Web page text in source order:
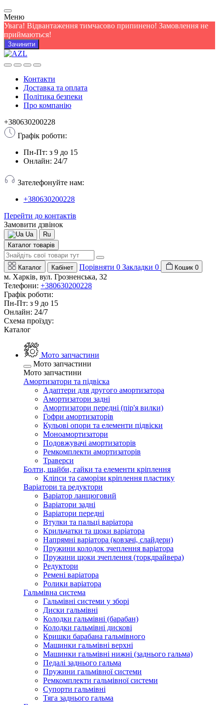
Меню
Увага! Відвантаження тимчасово припинено! Замовлення не
приймаються!
Зачинити
Контакти
Доставка та оплата
Політика безпеки
Про компанію
+380630200228
Графік роботи:
Пн-Пт: з 9 до 15
Онлайн: 24/7
Зателефонуйте нам:
+380630200228
Перейти до контактів
Замовити дзвінок
Ua
Ru
Каталог товарів
Каталог Кабінет Порівняти 0 Закладки 0 Кошик 0
м. Харків, вул. Грозненська, 32
Телефони: +380630200228
Графік роботи:
Пн-Пт: з 9 до 15
Онлайн: 24/7
Схема проїзду:
Каталог
Мото запчастини
Мото запчастини
Мото запчастини
Амортизатори та підвіска
Адаптери для другого амортизатора
Амортизатори задні
Амортизатори передні (пір'я вилки)
Гофри амортизаторів
Кульові опори та елементи підвіски
Моноамортизатори
Подовжувачі амортизаторів
Ремкомплекти амортизаторів
Траверси
Болти, шайби, гайки та елементи кріплення
Кліпси та саморізи кріплення пластику
Варіатори та редуктори
Варіатор ланцюговий
Варіатори задні
Варіатори передні
Втулки та пальці варіатора
Крильчатки та щоки варіатора
Напрямні варіатора (ковзачі, слайдери)
Пружини колодок зчеплення варіатора
Пружини щоки зчеплення (торкдрайвера)
Редуктори
Ремені варіатора
Ролики варіатора
Гальмівна система
Гальмівні системи у зборі
Диски гальмівні
Колодки гальмівні (барабан)
Колодки гальмівні дискові
Кришки барабана гальмівного
Машинки гальмівні верхні
Машинки гальмівні нижні (заднього гальма)
Педалі заднього гальма
Пружини гальмівної системи
Ремкомплекти гальмівної системи
Супорти гальмівні
Тяга заднього гальма